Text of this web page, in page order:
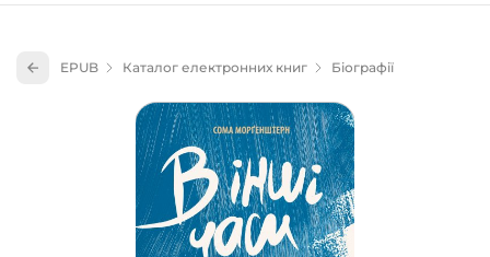
Книги для дітей (836)
Книги для підлітків (240)
Науково-популярна література (1015)
Навчальна література та посібники (527)
Енциклопедії, довідники, словники (55)
EPUB Каталог електронних книг Біографії